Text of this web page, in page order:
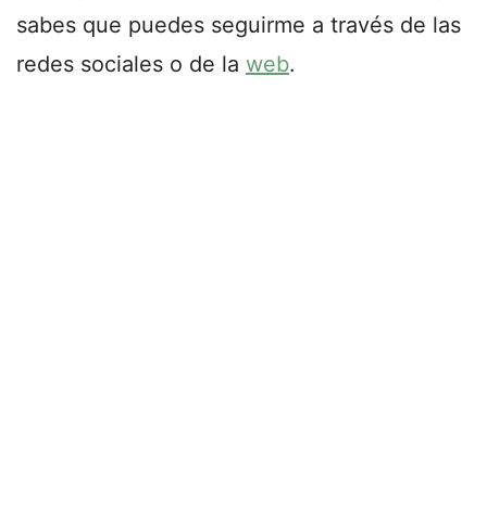
sabes que puedes seguirme a través de las
redes sociales o de la web.